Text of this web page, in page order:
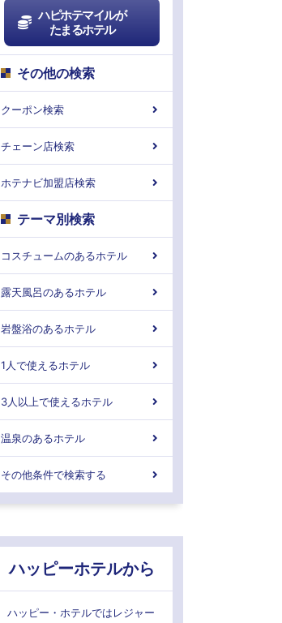
ハピホテマイルが
たまるホテル
その他の検索
クーポン検索
チェーン店検索
ホテナビ加盟店検索
テーマ別検索
コスチュームのあるホテル
露天風呂のあるホテル
岩盤浴のあるホテル
1人で使えるホテル
3人以上で使えるホテル
温泉のあるホテル
その他条件で検索する
ハッピーホテルから
ハッピー・ホテルではレジャー